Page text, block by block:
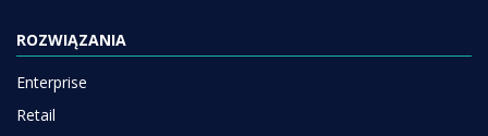
ROZWIĄZANIA
Enterprise
Retail